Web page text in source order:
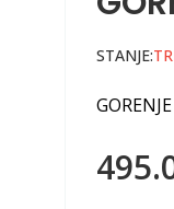
STANJE: